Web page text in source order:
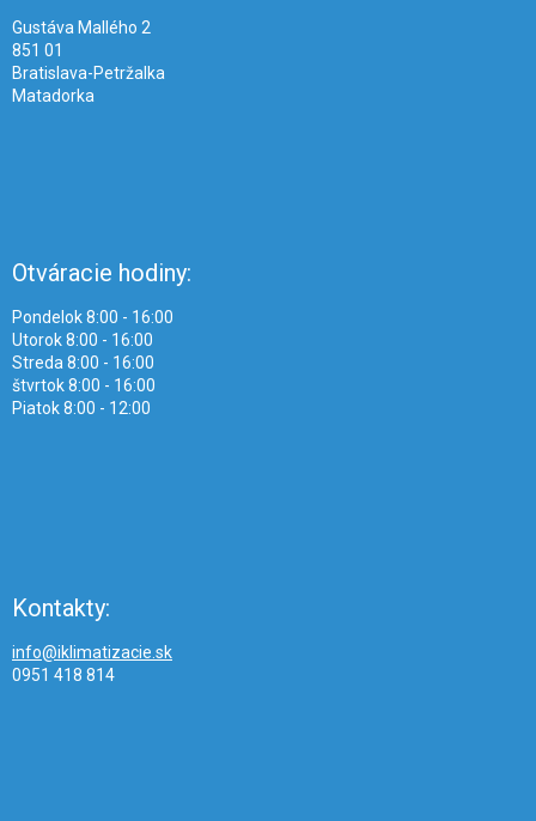
Gustáva Mallého 2
851 01
Bratislava-Petržalka
Matadorka
Otváracie hodiny:
Pondelok 8:00 - 16:00
Utorok 8:00 - 16:00
Streda 8:00 - 16:00
štvrtok 8:00 - 16:00
Piatok 8:00 - 12:00
Kontakty:
info@iklimatizacie.sk
0951 418 814